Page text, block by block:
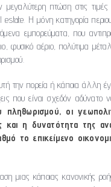
πτώση στις
Η μόνη κατηγορία
εμπορεύματα, που
φυσικό αέριο, πολύτιμα
την πορεία ή κάποια άλλη
που είναι σχεδόν αδύνατο
οι
και η δυνατότητα της
το επικείμενο
μιας κάποιας κανονικής